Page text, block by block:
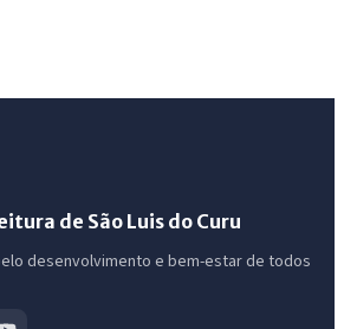
de São Luis do Curu
desenvolvimento e bem-estar de todos